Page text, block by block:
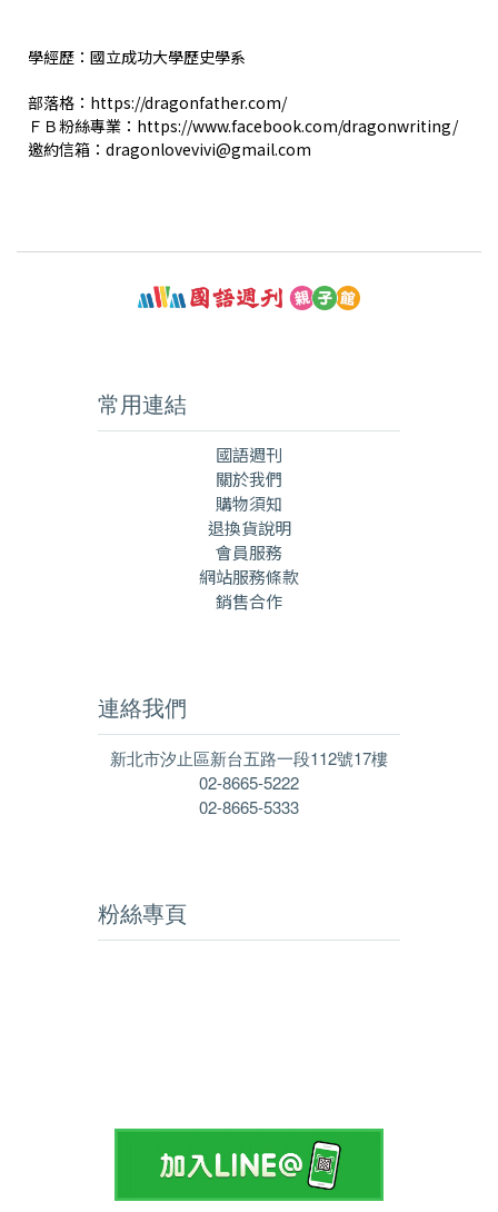
學經歷：國立成功大學歷史學系
部落格：https://dragonfather.com/
ＦＢ粉絲專業：https://www.facebook.com/dragonwriting/
邀約信箱：dragonlovevivi@gmail.com
常用連結
國語週刊
關於我們
購物須知
退換貨說明
會員服務
網站服務條款
銷售合作
連絡我們
新北市汐止區新台五路一段112號17樓
02-8665-5222
02-8665-5333
粉絲專頁